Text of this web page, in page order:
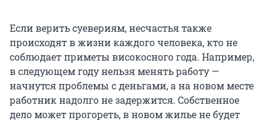
Если верить суевериям, несчастья также
происходят в жизни каждого человека, кто не
соблюдает приметы високосного года. Например,
в следующем году нельзя менять работу —
начнутся проблемы с деньгами, а на новом месте
работник надолго не задержится. Собственное
дело может прогореть, в новом жилье не будет